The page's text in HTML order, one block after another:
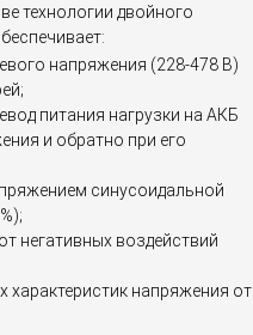
технологии двойного
напряжения (228-478 В)
питания нагрузки на АКБ
и обратно при его
синусоидальной
негативных воздействий
напряжения от